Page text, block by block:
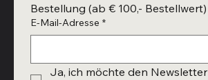
Bestellung (ab € 100,- Bestellwert)
E-Mail-Adresse *
Ja, ich möchte den Newsletter